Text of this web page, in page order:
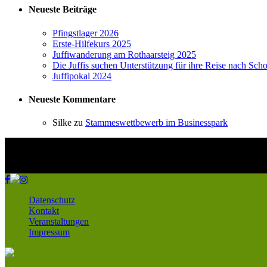
Neueste Beiträge
Pfingstlager 2026
Erste-Hilfekurs 2025
Juffiwanderung am Rothaarsteig 2025
Die Juffis suchen Unterstützung für ihre Reise nach
Juffipokal 2024
Neueste Kommentare
Silke zu Stammeswettbewerb im Businesspark
Datenschutz
Kontakt
Veranstaltungen
Impressum